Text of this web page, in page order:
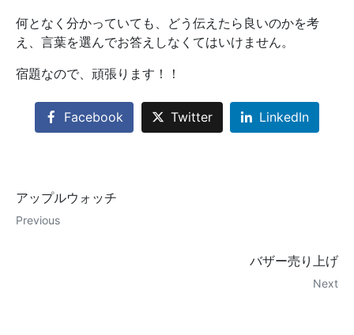
何となく分かっていても、どう伝えたら良いのかを考
え、言葉を選んでお答えしなくてはいけません。
宿題なので、頑張ります！！
Facebook Twitter LinkedIn
アップルウォッチ
Previous
バザー売り上げ
Next